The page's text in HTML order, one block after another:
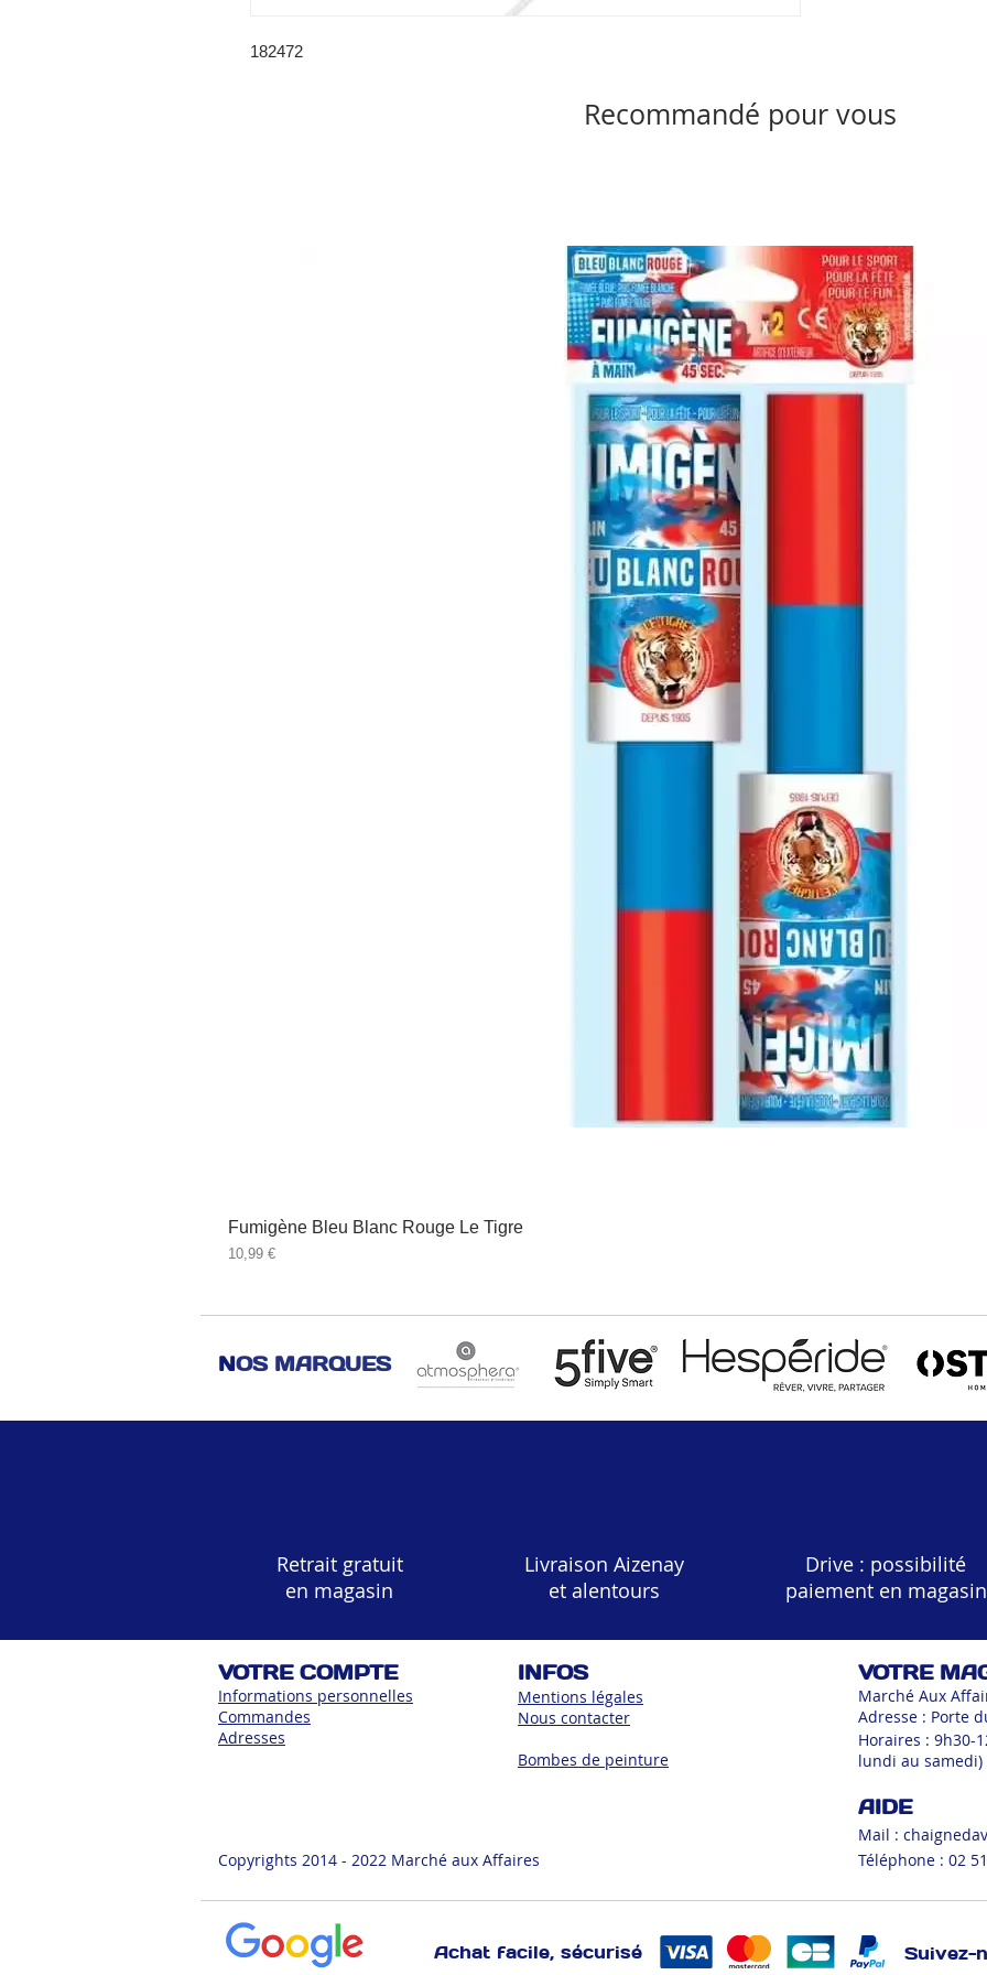
182472
Recommandé pour vous
Fumigène Bleu Blanc Rouge Le Tigre
Prix
10,99 €
NOS MARQUES
Retrait gratuit
en magasin
Livraison Aizenay
et alentours
Drive : possibilité
paiement en magasin
VOTRE COMPTE
Informations personnelles
Commandes
Adresses
INFOS
Mentions légales
Nous contacter
Bombes de peinture
Copyrights 2014 - 2022 Marché aux Affaires
VOTRE
Marché Aux
Adresse : Porte
Horaires : 9h30-
lundi au samedi)
AIDE
Mail :
Téléphone : 02
Achat facile, sécurisé Suivez-